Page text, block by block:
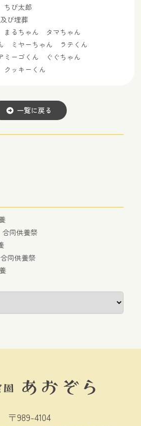
太郎
び埋葬
ちゃん タマちゃん
ヤーちゃん ラテくん
ゴくん ぐぐちゃん
キーくん
一覧に戻る
合同供養祭
同供養祭
〒989-4104